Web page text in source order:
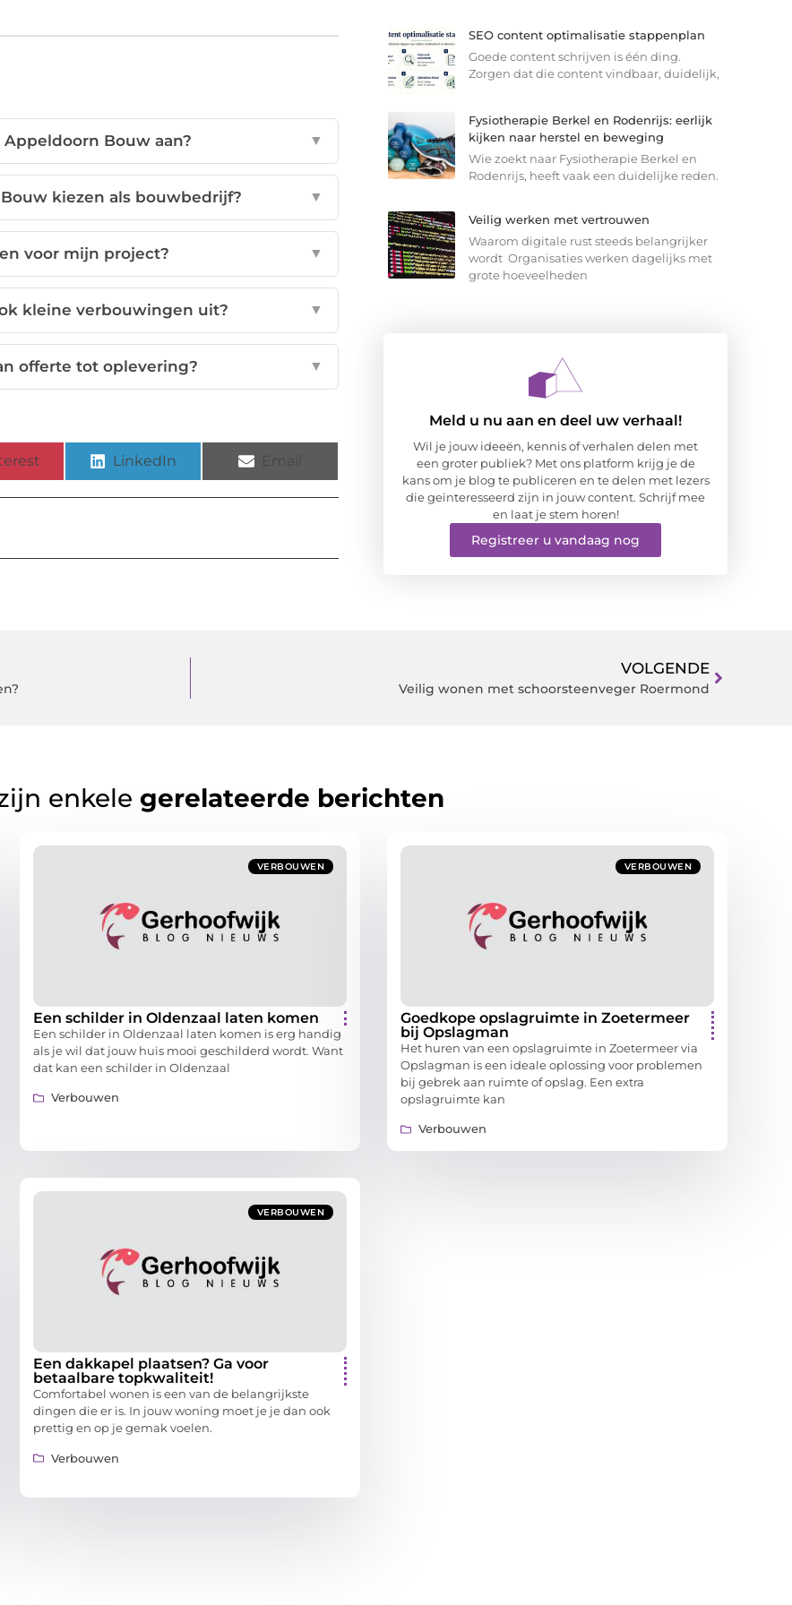
Bouw aan? ▼
kiezen als bouwbedrijf? ▼
voor mijn project? ▼
kleine verbouwingen uit? ▼
offerte tot oplevering? ▼
LinkedIn
SEO content optimalisatie stappenplan
Goede content schrijven is één ding.
Zorgen dat die content vindbaar, duidelijk,
Fysiotherapie Berkel en Rodenrijs: eerlijk
kijken naar herstel en beweging
Wie zoekt naar Fysiotherapie Berkel en
Rodenrijs, heeft vaak een duidelijke reden.
Veilig werken met vertrouwen
Waarom digitale rust steeds belangrijker
wordt Organisaties werken dagelijks met
grote hoeveelheden
Meld u nu aan en deel uw verhaal!
Wil je jouw ideeën, kennis of verhalen delen met
een groter publiek? Met ons platform krijg je de
kans om je blog te publiceren en te delen met lezers
die geïnteresseerd zijn in jouw content. Schrijf mee
en laat je stem horen!
Registreer u vandaag nog
VOLGENDE
Veilig wonen met schoorsteenveger Roermond
enkele gerelateerde berichten
VERBOUWEN
Een schilder in Oldenzaal laten komen
Een schilder in Oldenzaal laten komen is erg handig
als je wil dat jouw huis mooi geschilderd wordt. Want
dat kan een schilder in Oldenzaal
Verbouwen
VERBOUWEN
Goedkope opslagruimte in Zoetermeer
bij Opslagman
Het huren van een opslagruimte in Zoetermeer via
Opslagman is een ideale oplossing voor problemen
bij gebrek aan ruimte of opslag. Een extra
opslagruimte kan
Verbouwen
VERBOUWEN
Een dakkapel plaatsen? Ga voor
betaalbare topkwaliteit!
Comfortabel wonen is een van de belangrijkste
dingen die er is. In jouw woning moet je je dan ook
prettig en op je gemak voelen.
Verbouwen